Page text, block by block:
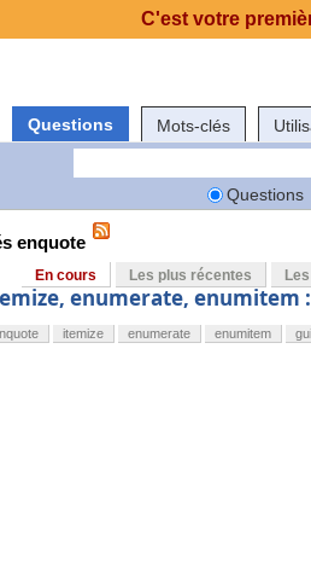
Questions Mots-clés
Questions
enquote
En cours Les plus récentes
enumerate, enumitem
itemize enumerate enumitem
C'est votre